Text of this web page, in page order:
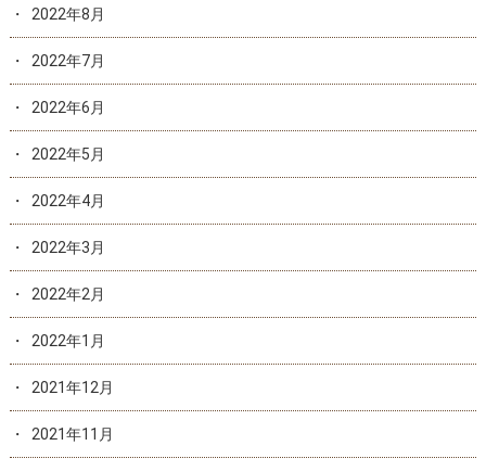
2022年8月
2022年7月
2022年6月
2022年5月
2022年4月
2022年3月
2022年2月
2022年1月
2021年12月
2021年11月